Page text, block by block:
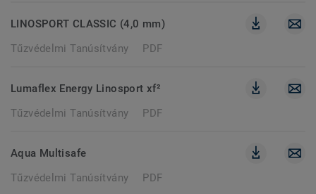
LINOSPORT CLASSIC (4,0 mm)
Tűzvédelmi Tanúsítvány
PDF
Lumaflex Energy Linosport xf²
Tűzvédelmi Tanúsítvány
PDF
Aqua Multisafe
Tűzvédelmi Tanúsítvány
PDF